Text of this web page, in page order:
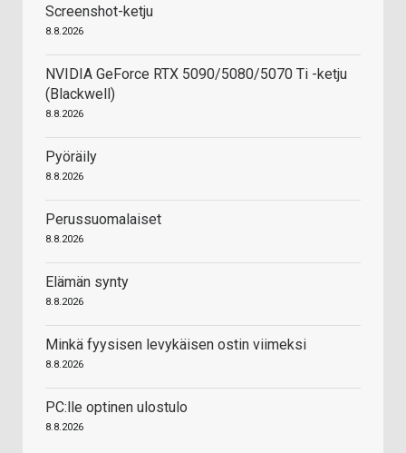
Screenshot-ketju
8.8.2026
NVIDIA GeForce RTX 5090/5080/5070 Ti -ketju
(Blackwell)
8.8.2026
Pyöräily
8.8.2026
Perussuomalaiset
8.8.2026
Elämän synty
8.8.2026
Minkä fyysisen levykäisen ostin viimeksi
8.8.2026
PC:lle optinen ulostulo
8.8.2026